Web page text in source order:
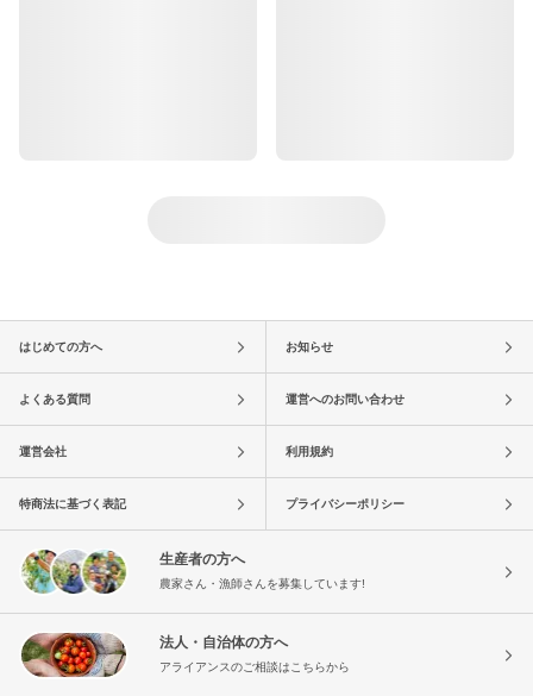
はじめての方へ お知らせ
よくある質問 運営へのお問い合わせ
運営会社 利用規約
特商法に基づく表記 プライバシーポリシー
生産者の方へ
農家さん・漁師さんを募集しています!
法人・自治体の方へ
アライアンスのご相談はこちらから